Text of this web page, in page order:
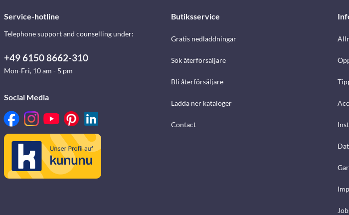
Service-hotline
Telephone support and counselling under:
+49 6150 8662-310
Mon-Fri, 10 am - 5 pm
Social Media
Butiksservice
Gratis nedladdningar
Sök återförsäljare
Bli återförsäljare
Ladda ner kataloger
Contact